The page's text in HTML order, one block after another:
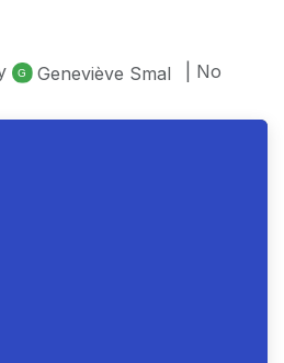
Geneviève Smal
| No